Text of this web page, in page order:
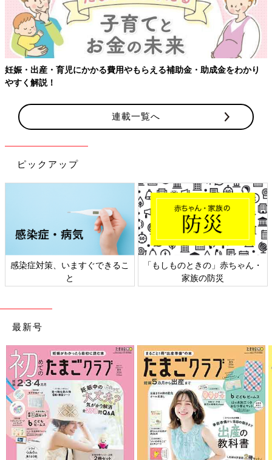
助金・助成金をわかり 【ワクチン接種できるものも】妊婦の感
連載一覧へ
ピックアップ
しものときの」赤ちゃん・
家族の防災
日本外来小児科学会リーフレッ
ト検討会
六
最新号